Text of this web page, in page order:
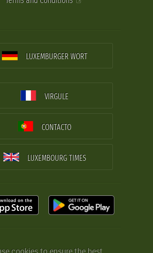
LUXEMBURGER WORT
VIRGULE
CONTACTO
LUXEMBOURG TIMES